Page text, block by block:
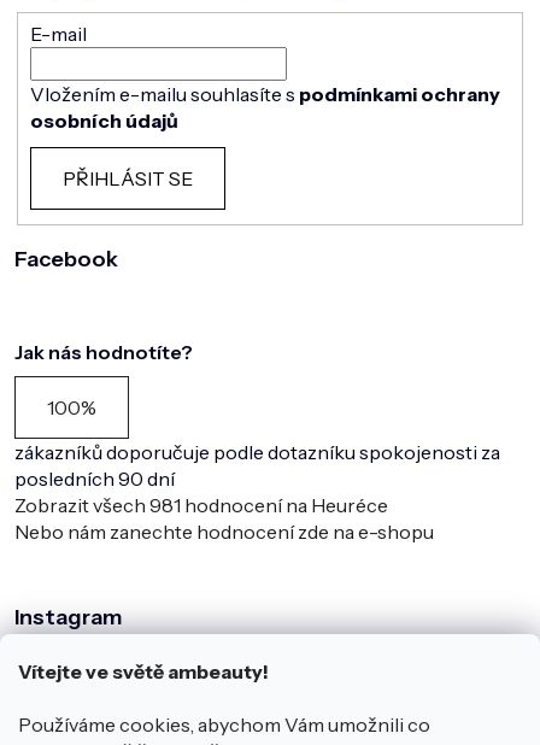
Vítejte ve světě ambeauty!
Používáme cookies, abychom Vám umožnili co
E-mail
Vložením e-mailu souhlasíte s podmínkami ochrany
osobních údajů
PŘIHLÁSIT SE
Facebook
Jak nás hodnotíte?
100%
zákazníků doporučuje podle dotazníku spokojenosti za
posledních 90 dní
Zobrazit všech 981 hodnocení na Heuréce
Nebo nám zanechte hodnocení zde na e-shopu
Instagram